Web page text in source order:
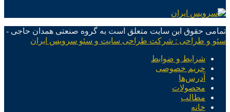
تمامی حقوق این سایت متعلق است به گروه صنعتی همدان حاجی -
سئو و طراحی : شرکت طراحی سایت و سئو سرویس ایران
شرایط و ضوابط
حریم خصوصی
آدرس‌ها
محصولات
مطالب
خانه